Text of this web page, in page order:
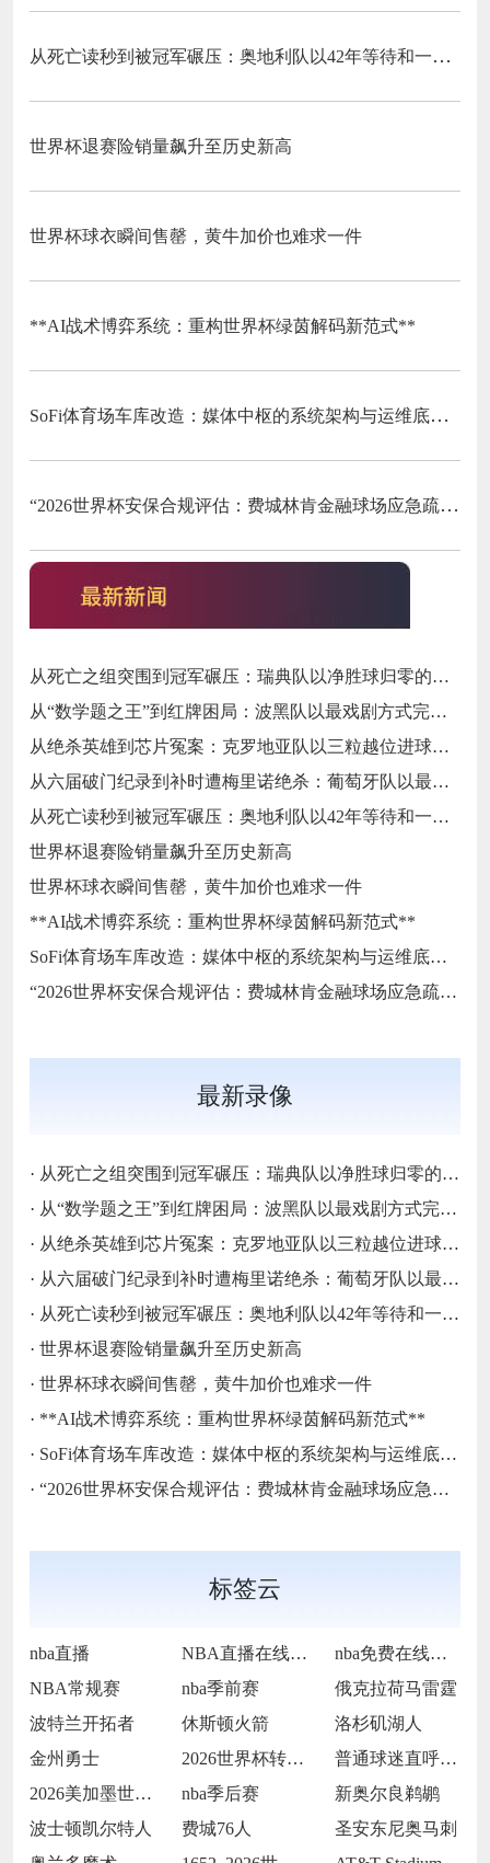
从死亡读秒到被冠军碾压：奥地利队以42年等待和一场“希区柯克剧本”挥别北美
世界杯退赛险销量飙升至历史新高
世界杯球衣瞬间售罄，黄牛加价也难求一件
**AI战术博弈系统：重构世界杯绿茵解码新范式**
SoFi体育场车库改造：媒体中枢的系统架构与运维底层逻辑
“2026世界杯安保合规评估：费城林肯金融球场应急疏散通道宽度标准核查”
从死亡之组突围到冠军碾压：瑞典队以净胜球归零的戏剧性和一场大胜告别三十二强
从“数学题之王”到红牌困局：波黑队以最戏剧方式完成首次淘汰赛之旅的哲学课
从绝杀英雄到芯片冤案：克罗地亚队以三粒越位进球和一次头发触球挥别莫德里奇最后一舞
从六届破门纪录到补时遭梅里诺绝杀：葡萄牙队以最残酷方式挥别C罗二十载征途
从死亡读秒到被冠军碾压：奥地利队以42年等待和一场“希区柯克剧本”挥别北美
世界杯退赛险销量飙升至历史新高
世界杯球衣瞬间售罄，黄牛加价也难求一件
**AI战术博弈系统：重构世界杯绿茵解码新范式**
SoFi体育场车库改造：媒体中枢的系统架构与运维底层逻辑
“2026世界杯安保合规评估：费城林肯金融球场应急疏散通道宽度标准核查”
最新录像
· 从死亡之组突围到冠军碾压：瑞典队以净胜球归零的戏剧性和一场大胜告别三十二强
· 从“数学题之王”到红牌困局：波黑队以最戏剧方式完成首次淘汰赛之旅的哲学课
· 从绝杀英雄到芯片冤案：克罗地亚队以三粒越位进球和一次头发触球挥别莫德里奇最后一舞
· 从六届破门纪录到补时遭梅里诺绝杀：葡萄牙队以最残酷方式挥别C罗二十载征途
· 从死亡读秒到被冠军碾压：奥地利队以42年等待和一场“希区柯克剧本”挥别北美
· 世界杯退赛险销量飙升至历史新高
· 世界杯球衣瞬间售罄，黄牛加价也难求一件
· **AI战术博弈系统：重构世界杯绿茵解码新范式**
· SoFi体育场车库改造：媒体中枢的系统架构与运维底层逻辑
· “2026世界杯安保合规评估：费城林肯金融球场应急疏散通道宽度标准核查”
标签云
nba直播 NBA直播在线观看
nba免费在线高清直播
NBA常规赛
nba季前赛
俄克拉荷马雷霆
波特兰开拓者
休斯顿火箭
洛杉矶湖人
金州勇士
2026世界杯转播收费过高
普通球迷直呼看不起
2026美加墨世界杯决赛场地提前封闭维护
nba季后赛
新奥尔良鹈鹕
波士顿凯尔特人
费城76人
圣安东尼奥马刺